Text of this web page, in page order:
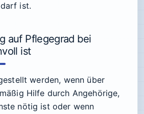
ist.
auf Pflegegrad bei
ist
werden, wenn über
Hilfe durch Angehörige,
nötig ist oder wenn